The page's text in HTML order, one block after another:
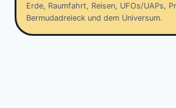
Erde, Raumfahrt, Reisen, UFOs/UAPs,
Bermudadreieck und dem Universum.